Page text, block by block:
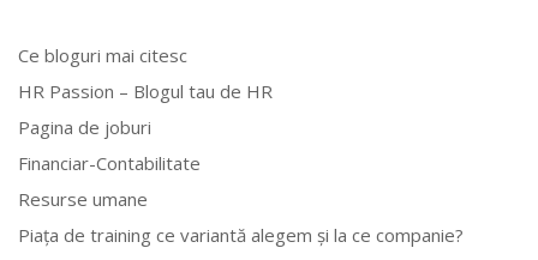
Ce bloguri mai citesc
HR Passion – Blogul tau de HR
Pagina de joburi
Financiar-Contabilitate
Resurse umane
Piața de training ce variantă alegem și la ce companie?